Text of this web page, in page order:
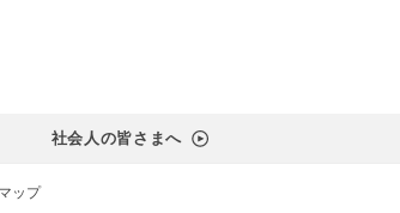
社会人の皆さまへ
ップ